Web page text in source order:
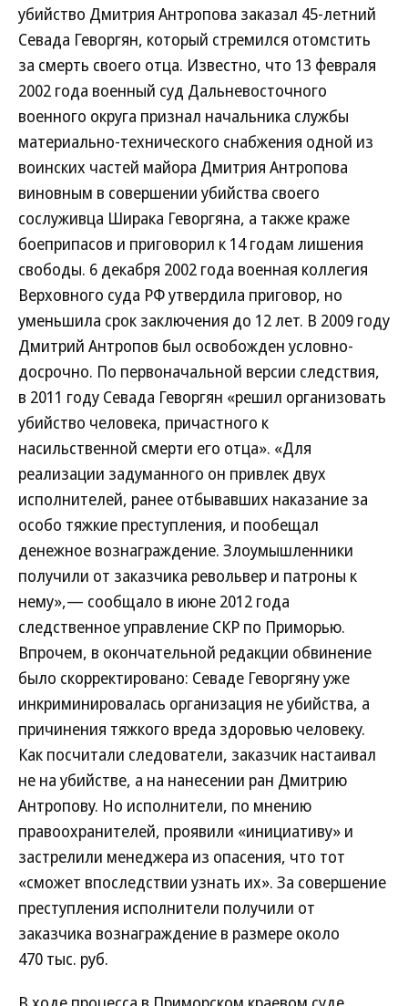
убийство Дмитрия Антропова заказал 45-летний
Севада Геворгян, который стремился отомстить
за смерть своего отца. Известно, что 13 февраля
2002 года военный суд Дальневосточного
военного округа признал начальника службы
материально-технического снабжения одной из
воинских частей майора Дмитрия Антропова
виновным в совершении убийства своего
сослуживца Ширака Геворгяна, а также краже
боеприпасов и приговорил к 14 годам лишения
свободы. 6 декабря 2002 года военная коллегия
Верховного суда РФ утвердила приговор, но
уменьшила срок заключения до 12 лет. В 2009 году
Дмитрий Антропов был освобожден условно-
досрочно. По первоначальной версии следствия,
в 2011 году Севада Геворгян «решил организовать
убийство человека, причастного к
насильственной смерти его отца». «Для
реализации задуманного он привлек двух
исполнителей, ранее отбывавших наказание за
особо тяжкие преступления, и пообещал
денежное вознаграждение. Злоумышленники
получили от заказчика револьвер и патроны к
нему»,— сообщало в июне 2012 года
следственное управление СКР по Приморью.
Впрочем, в окончательной редакции обвинение
было скорректировано: Севаде Геворгяну уже
инкриминировалась организация не убийства, а
причинения тяжкого вреда здоровью человеку.
Как посчитали следователи, заказчик настаивал
не на убийстве, а на нанесении ран Дмитрию
Антропову. Но исполнители, по мнению
правоохранителей, проявили «инициативу» и
застрелили менеджера из опасения, что тот
«сможет впоследствии узнать их». За совершение
преступления исполнители получили от
заказчика вознаграждение в размере около
470 тыс. руб.